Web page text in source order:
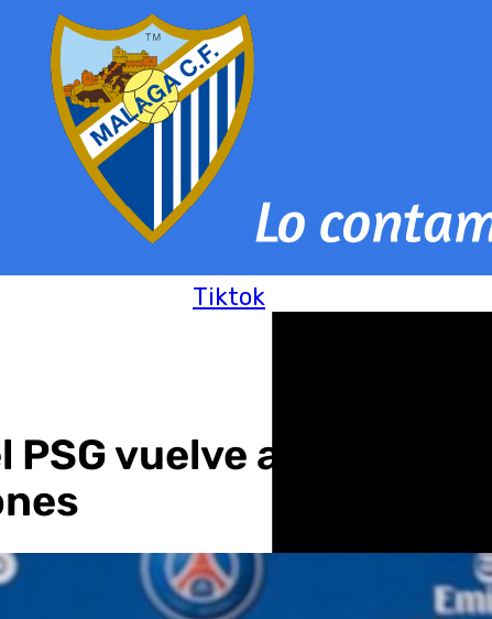
Tiktok
PSG vuelve a